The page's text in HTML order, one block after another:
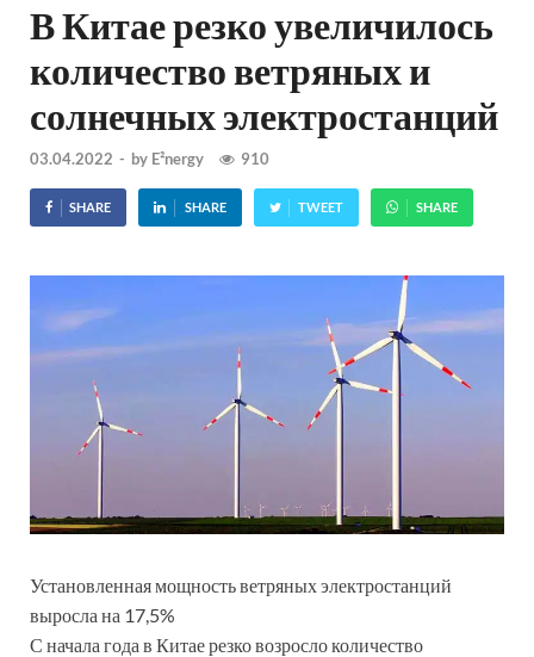
В Китае резко увеличилось
количество ветряных и
солнечных электростанций
03.04.2022 - by E²nergy 910
SHARE SHARE TWEET SHARE
Установленная мощность ветряных электростанций
выросла на 17,5%
С начала года в Китае резко возросло количество